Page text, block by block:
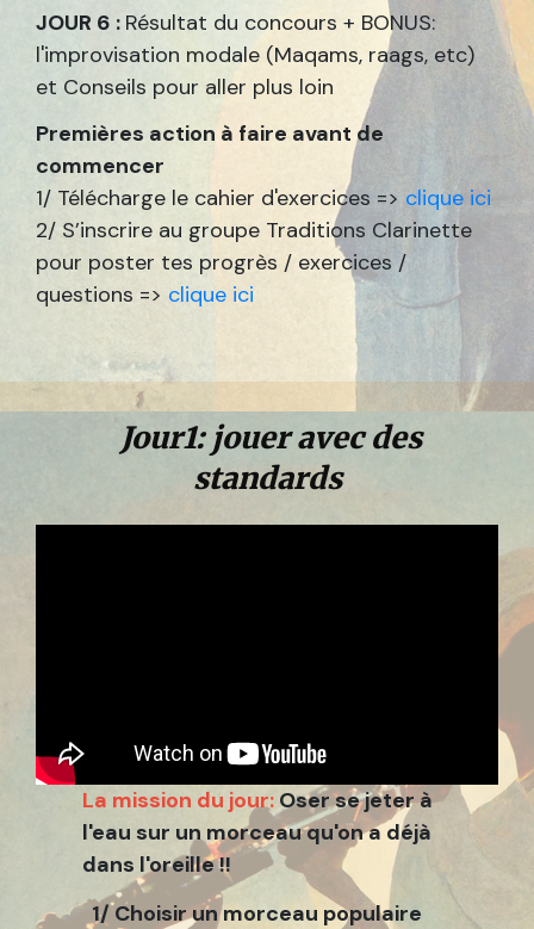
JOUR 6 : Résultat du concours + BONUS:
l'improvisation modale (Maqams, raags, etc)
et Conseils pour aller plus loin
Premières action à faire avant de
commencer
1/ Télécharge le cahier d'exercices => clique ici
2/ S’inscrire au groupe Traditions Clarinette
pour poster tes progrès / exercices /
questions => clique ici
Jour1: jouer avec des
standards
La mission du jour: Oser se jeter à
l'eau sur un morceau qu'on a déjà
dans l'oreille !!
1/ Choisir un morceau populaire